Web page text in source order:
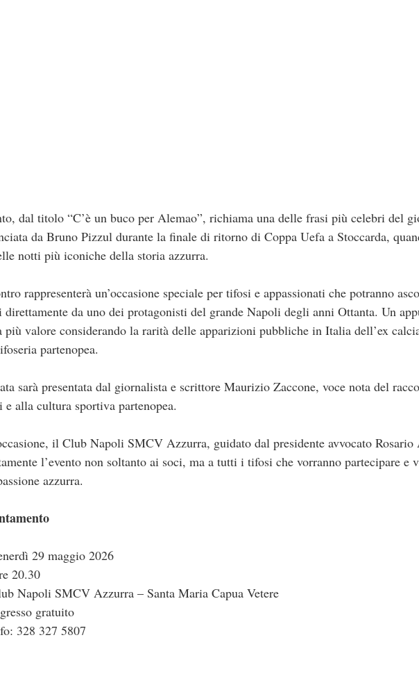
dal titolo “C’è un buco per Alemao”, richiama una delle frasi più celebri del
da Bruno Pizzul durante la finale di ritorno di Coppa Uefa a Stoccarda,
notti più iconiche della storia azzurra.
rappresenterà un’occasione speciale per tifosi e appassionati che potranno
da uno dei protagonisti del grande Napoli degli anni Ottanta. Un
più valore considerando la rarità delle apparizioni pubbliche in Italia dell’ex
partenopea.
sarà presentata dal giornalista e scrittore Maurizio Zaccone, voce nota del
e alla cultura sportiva partenopea.
il Club Napoli SMCV Azzurra, guidato dal presidente avvocato
l’evento non soltanto ai soci, ma a tutti i tifosi che vorranno partecipare e
azzurra.
29 maggio 2026
20.30
Napoli SMCV Azzurra – Santa Maria Capua Vetere
gratuito
328 327 5807